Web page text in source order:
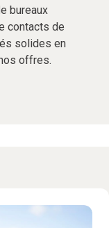
bureaux
contacts de
solides en
offres.